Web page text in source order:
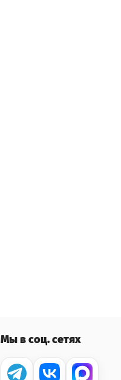
Мы в соц. сетях